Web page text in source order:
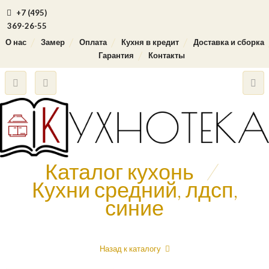
+7 (495)
369-26-55
О нас
Замер Оплата Кухня в кредит
Доставка и сборка
Гарантия
Контакты
Каталог кухонь /
Кухни средний, лдсп,
синие
Назад к каталогу